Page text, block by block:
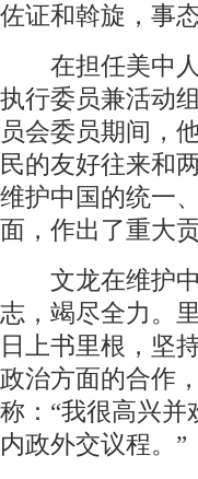
佐证和斡旋，事
在担任美中人
执行委员兼活动
员会委员期间，
民的友好往来和
维护中国的统一
面，作出了重大贡
文龙在维护中
志，竭尽全力。
日上书里根，坚
政治方面的合作
称：“我很高兴
内政外交议程。”